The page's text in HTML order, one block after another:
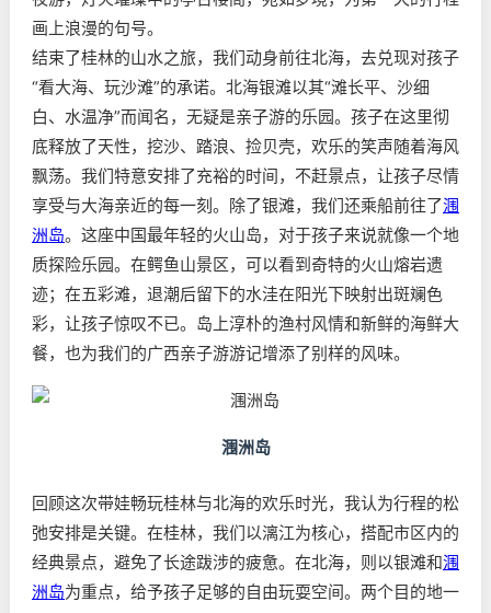
画上浪漫的句号。
结束了桂林的山水之旅，我们动身前往北海，去兑现对孩子
“看大海、玩沙滩”的承诺。北海银滩以其“滩长平、沙细
白、水温净”而闻名，无疑是亲子游的乐园。孩子在这里彻
底释放了天性，挖沙、踏浪、捡贝壳，欢乐的笑声随着海风
飘荡。我们特意安排了充裕的时间，不赶景点，让孩子尽情
享受与大海亲近的每一刻。除了银滩，我们还乘船前往了涠
洲岛。这座中国最年轻的火山岛，对于孩子来说就像一个地
质探险乐园。在鳄鱼山景区，可以看到奇特的火山熔岩遗
迹；在五彩滩，退潮后留下的水洼在阳光下映射出斑斓色
彩，让孩子惊叹不已。岛上淳朴的渔村风情和新鲜的海鲜大
餐，也为我们的广西亲子游游记增添了别样的风味。
涠洲岛
回顾这次带娃畅玩桂林与北海的欢乐时光，我认为行程的松
弛安排是关键。在桂林，我们以漓江为核心，搭配市区内的
经典景点，避免了长途跋涉的疲惫。在北海，则以银滩和涠
洲岛为重点，给予孩子足够的自由玩耍空间。两个目的地一